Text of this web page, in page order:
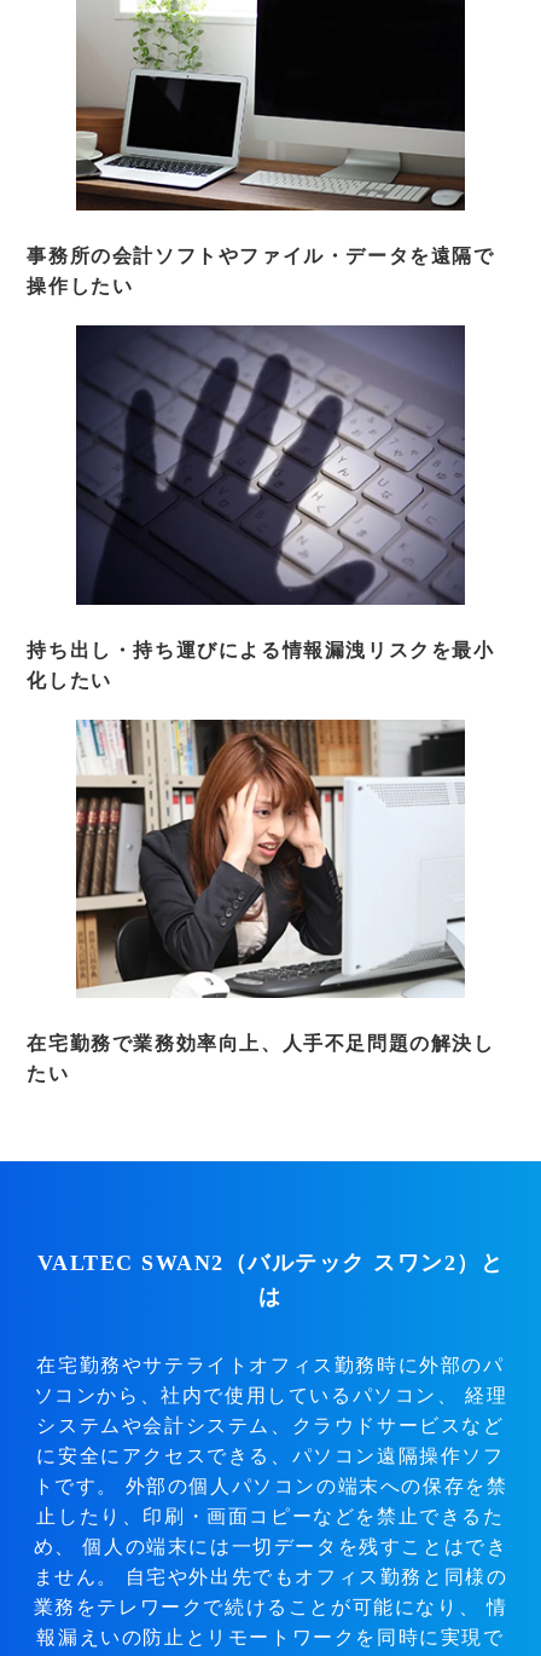
事務所の会計ソフトやファイル・データを遠隔で
操作したい
持ち出し・持ち運びによる情報漏洩リスクを最小
化したい
在宅勤務で業務効率向上、人手不足問題の解決し
たい
VALTEC SWAN2（バルテック スワン2）と
は
在宅勤務やサテライトオフィス勤務時に外部のパ
ソコンから、社内で使用しているパソコン、
経理
システムや会計システム、クラウドサービスなど
に安全にアクセスできる、パソコン遠隔操作ソフ
トです。 外部の個人パソコンの端末への保存を禁
止したり、印刷・画面コピーなどを禁止できるた
め、
個人の端末には一切データを残すことはでき
ません。
自宅や外出先でもオフィス勤務と同様の
業務をテレワークで続けることが可能になり、
情
報漏えいの防止とリモートワークを同時に実現で